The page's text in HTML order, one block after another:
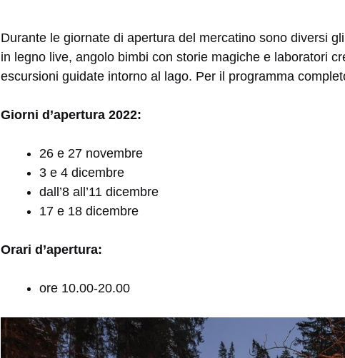
Durante le giornate di apertura del mercatino sono diversi
in legno live, angolo bimbi con storie magiche e laboratori
escursioni guidate intorno al lago. Per il programma
Giorni d’apertura 2022:
26 e 27 novembre
3 e 4 dicembre
dall’8 all’11 dicembre
17 e 18 dicembre
Orari d’apertura:
ore 10.00-20.00